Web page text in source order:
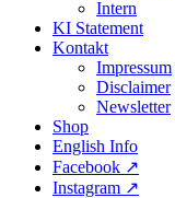
Intern
KI Statement
Kontakt
Impressum
Disclaimer
Newsletter
Shop
English Info
Facebook ↗︎
Instagram ↗︎